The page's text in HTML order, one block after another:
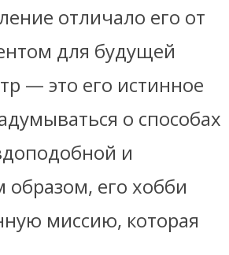
отличало его от
для будущей
— это его истинное
о способах
и
его хобби
миссию, которая